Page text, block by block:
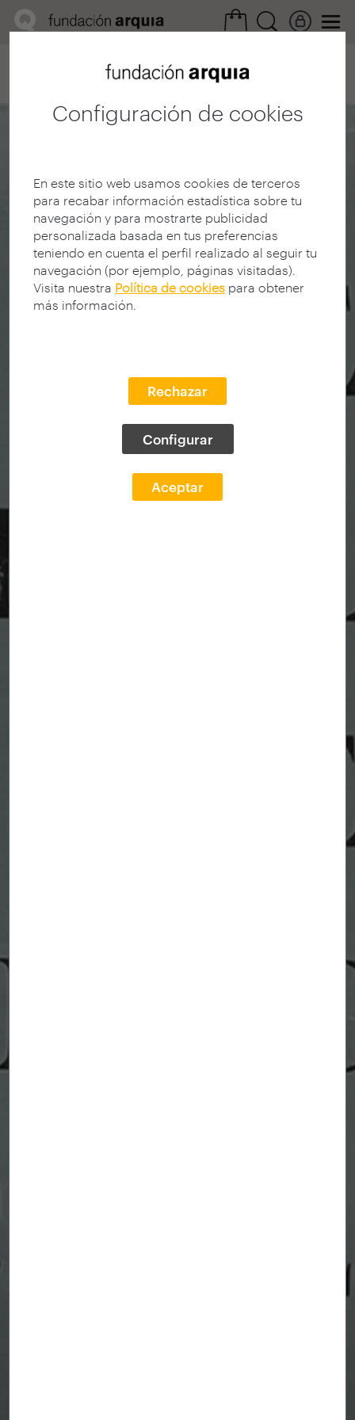
Configuración de cookies
En este sitio web usamos cookies de terceros
para recabar información estadística sobre tu
navegación y para mostrarte publicidad
personalizada basada en tus preferencias
teniendo en cuenta el perfil realizado al seguir tu
navegación (por ejemplo, páginas visitadas).
Visita nuestra Política de cookies para obtener
más información.
Rechazar
Configurar
Aceptar
Convocatorias
Investigación
Proyecto de investigación